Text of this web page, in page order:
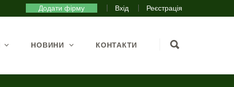
Додати фірму Вхід Реєстрація
НОВИНИ КОНТАКТИ